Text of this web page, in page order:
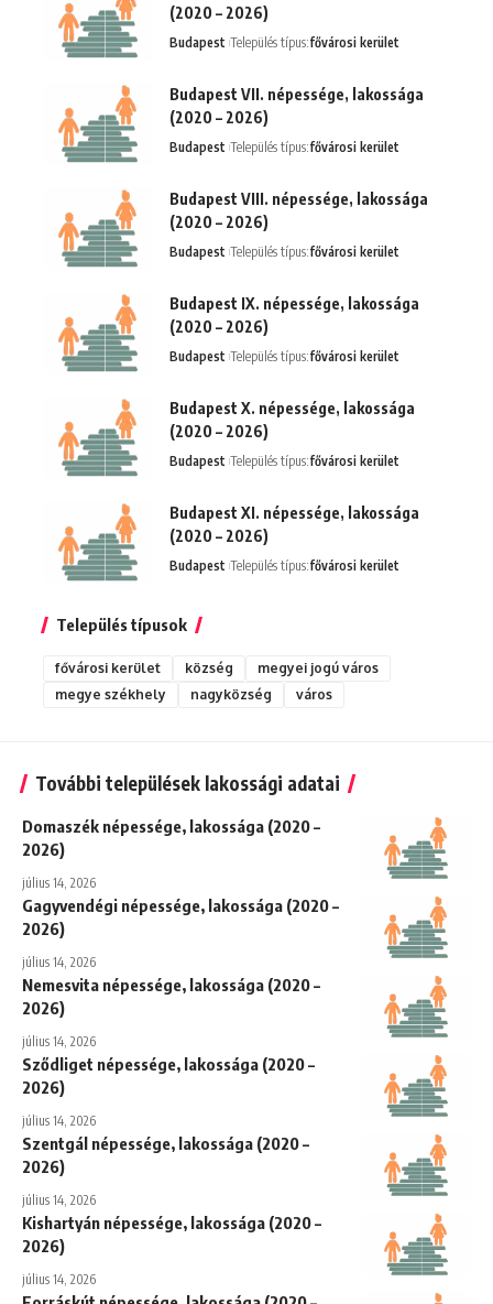
(2020 – 2026)
Budapest Település típus:fővárosi kerület
Budapest VII. népessége, lakossága
(2020 – 2026)
Budapest Település típus:fővárosi kerület
Budapest VIII. népessége, lakossága
(2020 – 2026)
Budapest Település típus:fővárosi kerület
Budapest IX. népessége, lakossága
(2020 – 2026)
Budapest Település típus:fővárosi kerület
Budapest X. népessége, lakossága
(2020 – 2026)
Budapest Település típus:fővárosi kerület
Budapest XI. népessége, lakossága
(2020 – 2026)
Budapest Település típus:fővárosi kerület
Település típusok
fővárosi kerület község
megyei jogú város
megye székhely
nagyközség város
További települések lakossági adatai
Domaszék népessége, lakossága (2020 –
2026)
július 14, 2026
Gagyvendégi népessége, lakossága (2020 –
2026)
július 14, 2026
Nemesvita népessége, lakossága (2020 –
2026)
július 14, 2026
Sződliget népessége, lakossága (2020 –
2026)
július 14, 2026
Szentgál népessége, lakossága (2020 –
2026)
július 14, 2026
Kishartyán népessége, lakossága (2020 –
2026)
július 14, 2026